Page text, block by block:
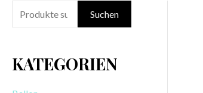
u
h
Suchen
KATEGORIEN